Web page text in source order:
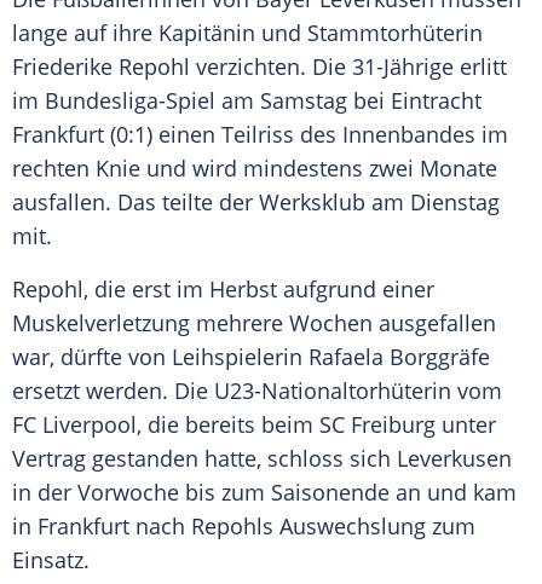
lange auf ihre Kapitänin und Stammtorhüterin
Friederike Repohl verzichten. Die 31-Jährige erlitt
im Bundesliga-Spiel am Samstag bei Eintracht
Frankfurt (0:1) einen Teilriss des Innenbandes im
rechten Knie und wird mindestens zwei Monate
ausfallen. Das teilte der Werksklub am Dienstag
mit.
Repohl, die erst im Herbst aufgrund einer
Muskelverletzung mehrere Wochen ausgefallen
war, dürfte von Leihspielerin Rafaela Borggräfe
ersetzt werden. Die U23-Nationaltorhüterin vom
FC Liverpool, die bereits beim SC Freiburg unter
Vertrag gestanden hatte, schloss sich Leverkusen
in der Vorwoche bis zum Saisonende an und kam
in Frankfurt nach Repohls Auswechslung zum
Einsatz.